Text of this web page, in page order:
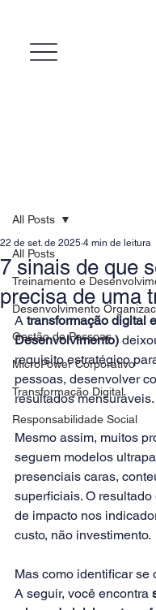
All Posts
Treinamento e
Desenvolvimento
Gestão de Pessoas
MicroPower Corporativo
Transformação Digital
Responsabilidade Social
All Posts
7 sinais de que
precisa de uma
22 de set. de 2025 4 min de leitura
A transformação digital
Desenvolvimento)
requisito estratégico
pessoas, desenvolver
resultados mensuráveis.
Mesmo assim, muitos
seguem modelos
presenciais caras,
superficiais. O
de impacto nos
custo, não investimento.
Mas como identificar se
A seguir, você encontra